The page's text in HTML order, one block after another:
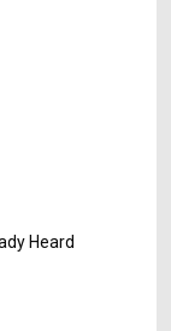
Heard